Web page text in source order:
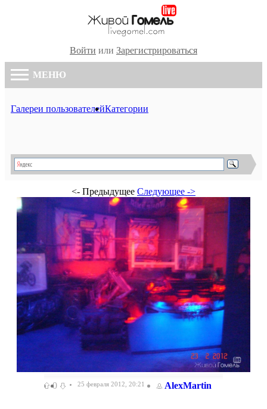
Войти или Зарегистрироваться
МЕНЮ
Галереи пользователейКатегории
<- Предыдущее Следующее ->
0 25 февраля 2012, 20:21 AlexMartin